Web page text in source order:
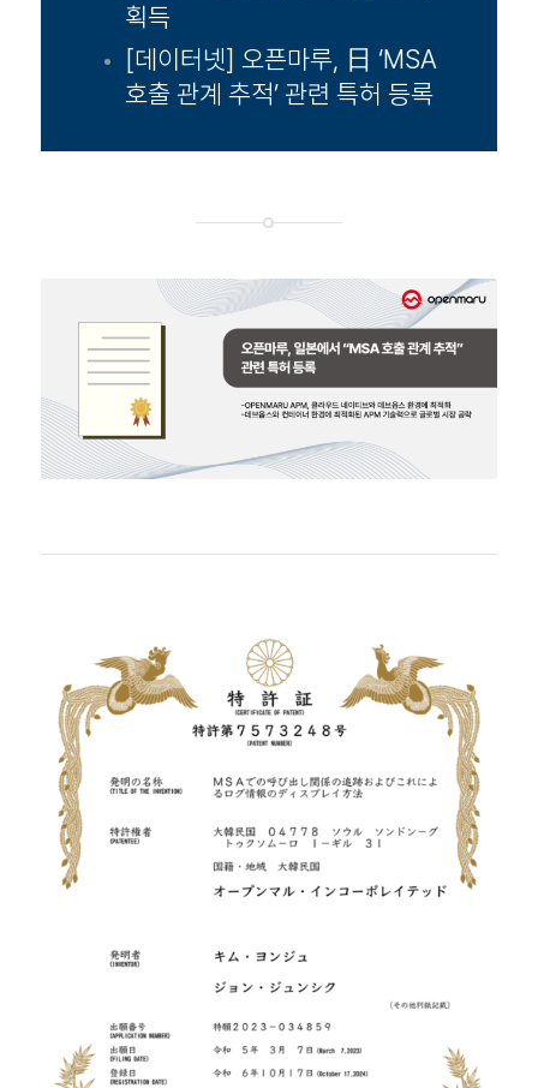
획득
[데이터넷] 오픈마루, 日 ‘MSA
호출 관계 추적’ 관련 특허 등록